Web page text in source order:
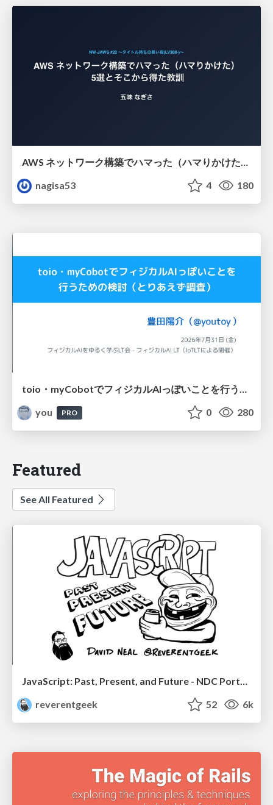
nagisa53
4 180
toio・myCobotでフィジカルAIっぽいことを行うための検討（とりあえず調査） / フィジカルAI LT（IoTLTによる開催）
you
PRO 0 280
Featured
See All Featured
JavaScript: Past, Present, and Future - NDC Porto 2020
reverentgeek
52 6k